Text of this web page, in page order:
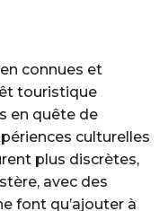
connues et
touristique
en quête de
culturelles
plus discrètes,
avec des
font qu’ajouter à